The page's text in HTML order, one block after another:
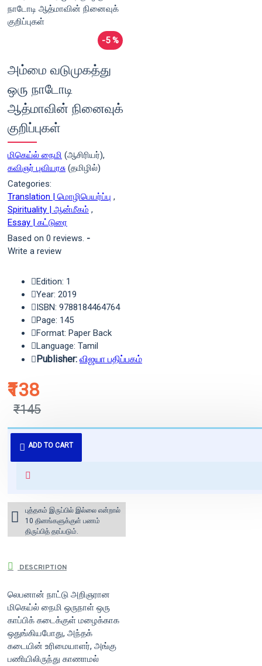
-5 %
அம்மை வடுமுகத்து
ஒரு நாடோடி
ஆத்மாவின் நினைவுக்
குறிப்புகள்
மிகெய்ல் நைமி (ஆசிரியர்),
கவிஞர் புவியரசு (தமிழில்)
Categories:
Translation | மொழிபெயர்ப்பு ,
Spirituality | ஆன்மீகம் ,
Essay | கட்டுரை
Based on 0 reviews. -
Write a review
₹138
₹145
Edition: 1
Year: 2019
ISBN: 9788184464764
Page: 145
Format: Paper Back
Language: Tamil
Publisher: விஜயா பதிப்பகம்
ADD TO CART
புத்தகம் 3 - 7 நாட்களில் அனுப்பி
வைக்கப்படும்.
for orders above ₹1000 within
புத்தகம் இருப்பில் இல்லை என்றால்
10 தினங்களுக்குள் பணம்
திருப்பித் தரப்படும்.
DESCRIPTION
லெபனான் நாட்டு அறிஞரான
மிகெய்ல் நைமி ஒருநாள் ஒரு
காப்பிக் கடைக்குள் மழைக்காக
ஒதுங்கியபோது, அந்தக்
கடையின் உரிமையாளர், அங்கு
பணியிலிருந்து காணாமல்